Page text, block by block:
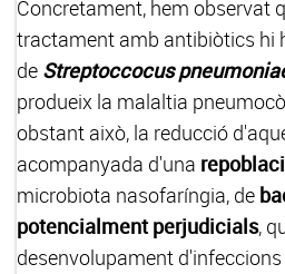
Concretament, hem observat
tractament amb antibiòtics hi
de Streptoccocus
produeix la malaltia
obstant això, la reducció
acompanyada d'una
microbiota nasofaríngia, de
potencialment perjudicials,
desenvolupament